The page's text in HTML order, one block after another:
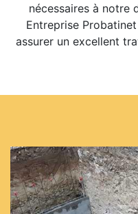
nécessaires à notre
Entreprise
assurer un excellent